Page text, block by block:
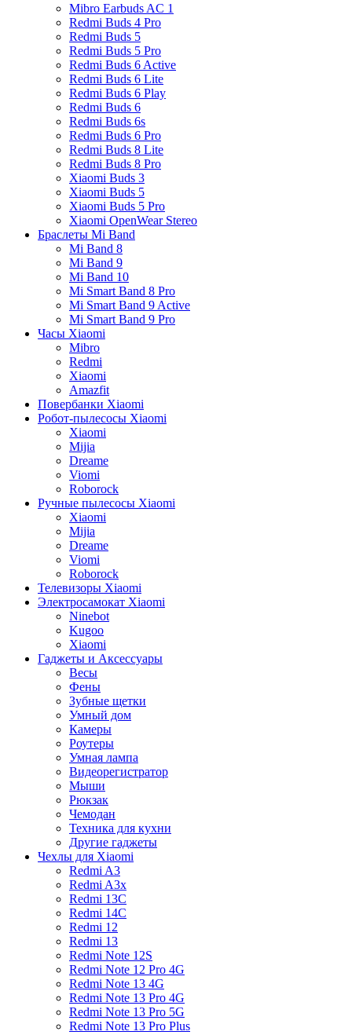
Mibro Earbuds AC 1
Redmi Buds 4 Pro
Redmi Buds 5
Redmi Buds 5 Pro
Redmi Buds 6 Active
Redmi Buds 6 Lite
Redmi Buds 6 Play
Redmi Buds 6
Redmi Buds 6s
Redmi Buds 6 Pro
Redmi Buds 8 Lite
Redmi Buds 8 Pro
Xiaomi Buds 3
Xiaomi Buds 5
Xiaomi Buds 5 Pro
Xiaomi OpenWear Stereo
Браслеты Mi Band
Mi Band 8
Mi Band 9
Mi Band 10
Mi Smart Band 8 Pro
Mi Smart Band 9 Active
Mi Smart Band 9 Pro
Часы Xiaomi
Mibro
Redmi
Xiaomi
Amazfit
Повербанки Xiaomi
Робот-пылесосы Xiaomi
Xiaomi
Mijia
Dreame
Viomi
Roborock
Ручные пылесосы Xiaomi
Xiaomi
Mijia
Dreame
Viomi
Roborock
Телевизоры Xiaomi
Электросамокат Xiaomi
Ninebot
Kugoo
Xiaomi
Гаджеты и Аксессуары
Весы
Фены
Зубные щетки
Умный дом
Камеры
Роутеры
Умная лампа
Видеорегистратор
Мыши
Рюкзак
Чемодан
Техника для кухни
Другие гаджеты
Чехлы для Xiaomi
Redmi A3
Redmi A3x
Redmi 13C
Redmi 14C
Redmi 12
Redmi 13
Redmi Note 12S
Redmi Note 12 Pro 4G
Redmi Note 13 4G
Redmi Note 13 Pro 4G
Redmi Note 13 Pro 5G
Redmi Note 13 Pro Plus